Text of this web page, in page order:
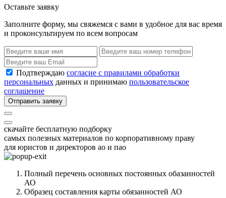
Оставьте заявку
Заполните форму, мы свяжемся с вами в удобное для вас время
и проконсультируем по всем вопросам
Подтверждаю согласие с правилами обработки
персональных данных и принимаю пользовательское
соглашение
Отправить заявку
скачайте бесплатную подборку
самых полезных материалов по корпоративному праву
для юристов и директоров ао и пао
Полный перечень основных постоянных обазанностей
АО
Образец составления карты обязанностей АО